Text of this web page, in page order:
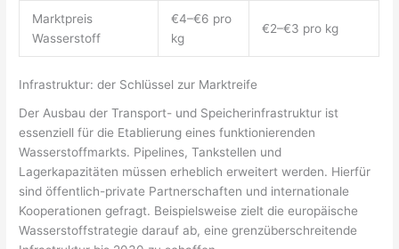
Marktpreis
Wasserstoff
€4–€6 pro
kg
€2–€3 pro kg
Infrastruktur: der Schlüssel zur Marktreife
Der Ausbau der Transport- und Speicherinfrastruktur ist
essenziell für die Etablierung eines funktionierenden
Wasserstoffmarkts. Pipelines, Tankstellen und
Lagerkapazitäten müssen erheblich erweitert werden. Hierfür
sind öffentlich-private Partnerschaften und internationale
Kooperationen gefragt. Beispielsweise zielt die europäische
Wasserstoffstrategie darauf ab, eine grenzüberschreitende